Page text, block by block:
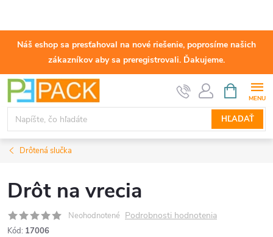
Náš eshop sa presťahoval na nové riešenie, poprosíme našich
zákazníkov aby sa preregistrovali. Ďakujeme.
Prejsť
obsah
HĽADAŤ
KOŠÍK
Drôtená slučka
Drôt na vrecia
Neohodnotené Podrobnosti hodnotenia
Kód: 17006